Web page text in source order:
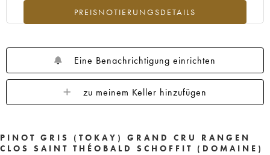
PREISNOTIERUNGSDETAILS
Eine Benachrichtigung einrichten
zu meinem Keller hinzufügen
PINOT GRIS (TOKAY) GRAND CRU RANGEN
CLOS SAINT THÉOBALD SCHOFFIT (DOMAINE)